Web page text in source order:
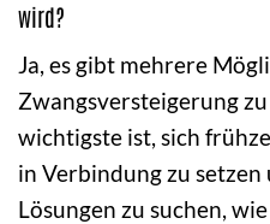
wird?
Ja, es gibt mehrere
Zwangsversteigerung
wichtigste ist, sich
in Verbindung zu setzen
Lösungen zu suchen,